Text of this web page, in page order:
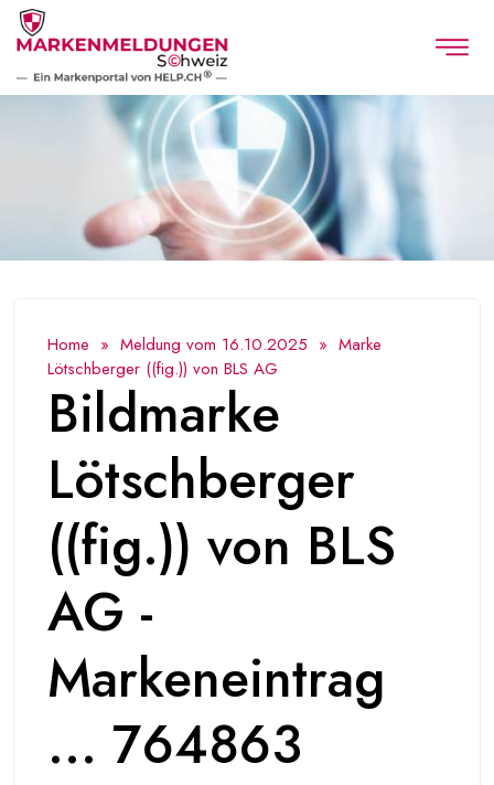
Home » Meldung vom 16.10.2025 » Marke
Lötschberger ((fig.)) von BLS AG
Bildmarke
Lötschberger
((fig.)) von BLS
AG -
Markeneintrag
... 764863